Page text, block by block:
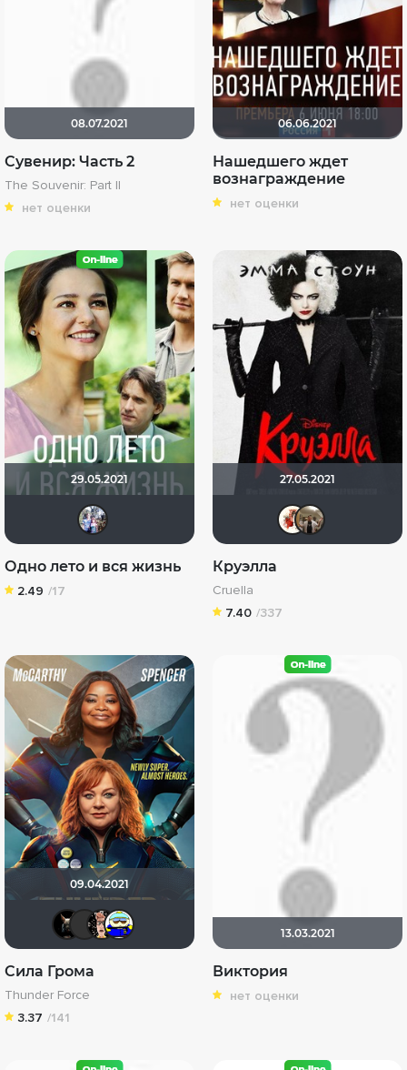
08.07.2021
Сувенир: Часть 2
The Souvenir: Part II
нет оценки
06.06.2021
Нашедшего ждет
вознаграждение
нет оценки
29.05.2021
Одно лето и вся жизнь
2.49 /17
27.05.2021
Круэлла
Cruella
7.40 /337
09.04.2021
Олег Leshij
Ничоси
Вanderos
Сила Грома
Thunder Force
3.37 /141
13.03.2021
Виктория
нет оценки